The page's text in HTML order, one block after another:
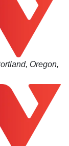
Oregon,